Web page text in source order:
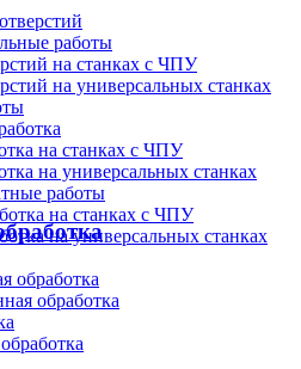
работы
на станках с ЧПУ
на универсальных станках
на станках с ЧПУ
на универсальных станках
работы
на станках с ЧПУ
на универсальных станках
обработка
обработка